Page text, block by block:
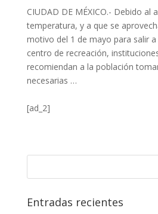
CIUDAD DE MÉXICO.- Debido al
temperatura, y a que se
motivo del 1 de mayo para salir
centro de recreación,
recomiendan a la población
necesarias …
[ad_2]
Entradas recientes